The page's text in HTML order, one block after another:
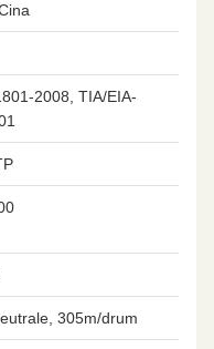
2008, TIA/EIA-
305m/drum